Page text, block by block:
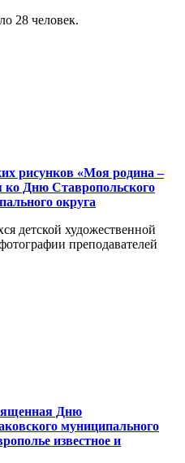
28 человек.
рисунков «Моя родина –
ко Дню Ставропольского
округа
детской художественной
преподавателей
Дню
муниципального
известное и